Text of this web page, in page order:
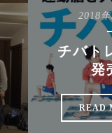
2018
チバト
発
READ